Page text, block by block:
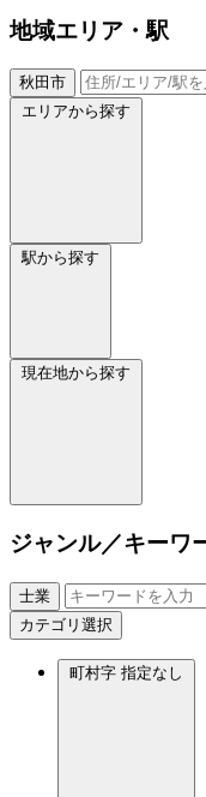
地域エリア・駅
秋田市
エリアから探す
駅から探す
現在地から探す
ジャンル／キーワ
士業
カテゴリ選択
町村字 指定なし